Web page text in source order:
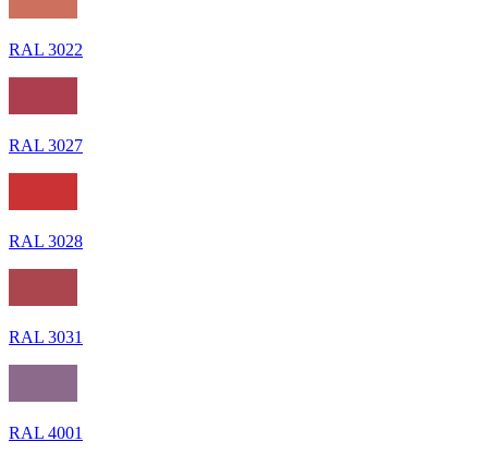
RAL 3022
RAL 3027
RAL 3028
RAL 3031
RAL 4001